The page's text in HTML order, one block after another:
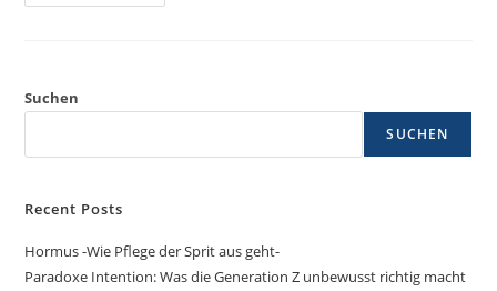
Suchen
SUCHEN
Recent Posts
Hormus -Wie Pflege der Sprit aus geht-
Paradoxe Intention: Was die Generation Z unbewusst richtig macht